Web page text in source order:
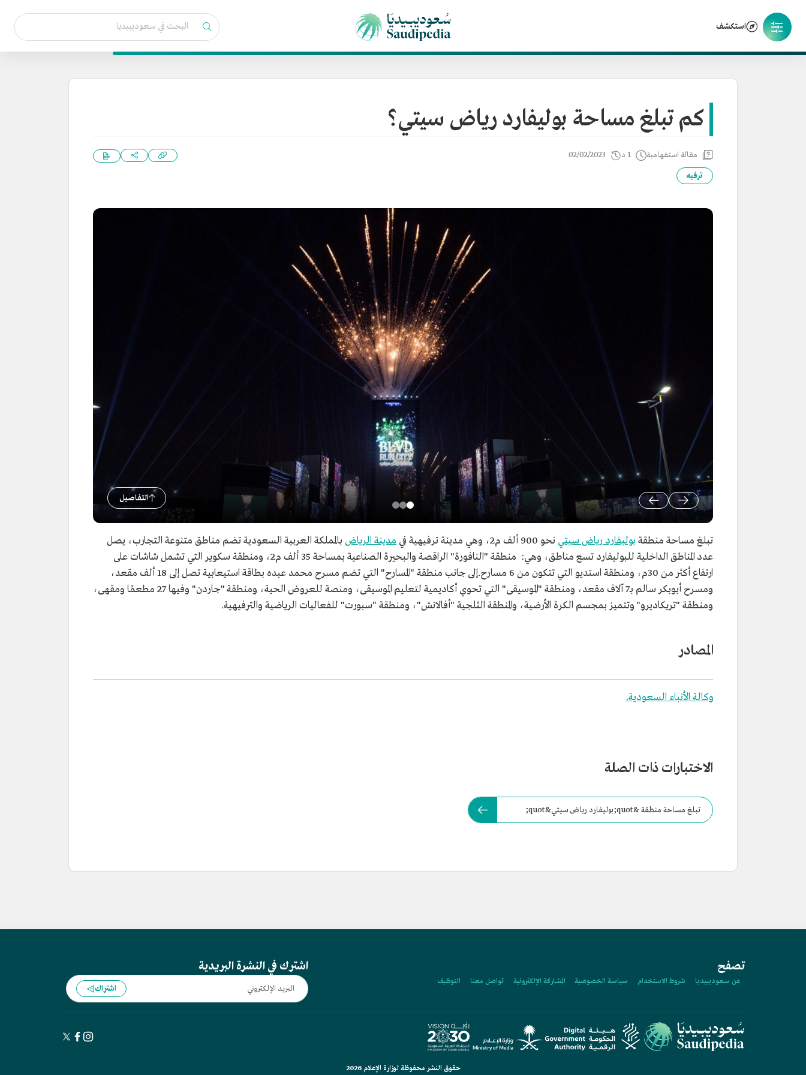
استكشف
كم تبلغ مساحة بوليفارد رياض سيتي؟
مقالة استفهامية 1 د 02/02/2023
ترفيه
التفاصيل
تبلغ مساحة منطقة بوليفارد رياض سيتي نحو 900 ألف م2، وهي مدينة ترفيهية في مدينة الرياض بالمملكة العربية السعودية تضم مناطق متنوعة التجارب، يصل
عدد المناطق الداخلية للبوليفارد تسع مناطق، وهي: منطقة "النافورة" الراقصة والبحيرة الصناعية بمساحة 35 ألف م2، ومنطقة سكوير التي تشمل شاشات على
ارتفاع أكثر من 30م، ومنطقة استديو التي تتكون من 6 مسارح.إلى جانب منطقة "المسارح" التي تضم مسرح محمد عبده بطاقة استيعابية تصل إلى 18 ألف مقعد،
ومسرح أبوبكر سالم بـ7 آلاف مقعد، ومنطقة "الموسيقى" التي تحوي أكاديمية لتعليم الموسيقى، ومنصة للعروض الحية، ومنطقة "جاردن" وفيها 27 مطعمًا ومقهى،
ومنطقة "تريكاديرو" وتتميز بمجسم الكرة الأرضية، والمنطقة الثلجية "أفالانش"، ومنطقة "سبورت" للفعاليات الرياضية والترفيهية.
المصادر
وكالة الأنباء السعودية.
الاختبارات ذات الصلة
تبلغ مساحة منطقة &quot;بوليفارد رياض سيتي&quot;
تصفح
عن سعوديبيديا شروط الاستخدام سياسة الخصوصية المشاركة الإلكترونية تواصل معنا التوظيف
اشترك في النشرة البريدية
اشتراك
حقوق النشر محفوظة لوزارة الإعلام 2026